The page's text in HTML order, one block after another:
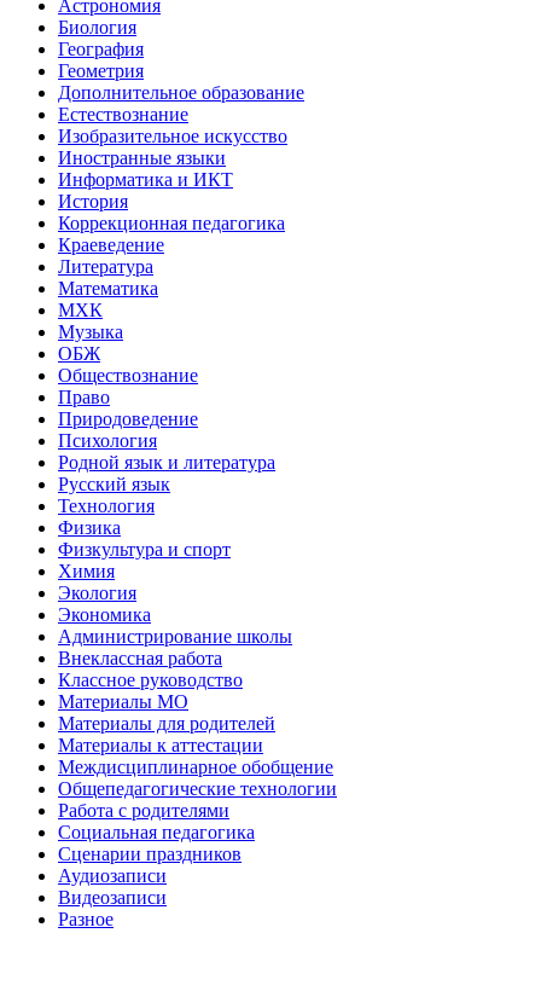
Астрономия
Биология
География
Геометрия
Дополнительное образование
Естествознание
Изобразительное искусство
Иностранные языки
Информатика и ИКТ
История
Коррекционная педагогика
Краеведение
Литература
Математика
МХК
Музыка
ОБЖ
Обществознание
Право
Природоведение
Психология
Родной язык и литература
Русский язык
Технология
Физика
Физкультура и спорт
Химия
Экология
Экономика
Администрирование школы
Внеклассная работа
Классное руководство
Материалы МО
Материалы для родителей
Материалы к аттестации
Междисциплинарное обобщение
Общепедагогические технологии
Работа с родителями
Социальная педагогика
Сценарии праздников
Аудиозаписи
Видеозаписи
Разное